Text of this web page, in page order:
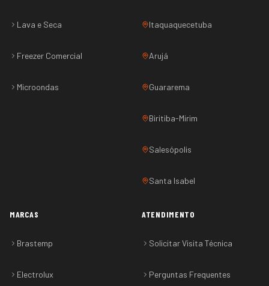
Lava e Seca
Freezer Comercial
Microondas
Itaquaquecetuba
Arujá
Guararema
Biritiba-Mirim
Salesópolis
Santa Isabel
MARCAS
Brastemp
Electrolux
ATENDIMENTO
Solicitar Visita Técnica
Perguntas Frequentes